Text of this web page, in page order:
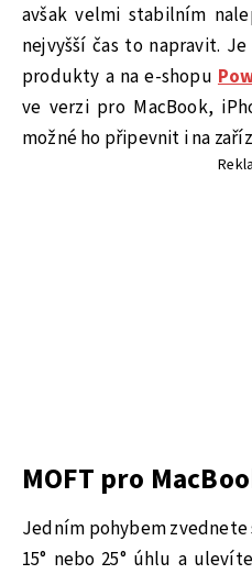
avšak velmi stabilním
nejvyšší čas to napravit.
produkty a na e-shopu
ve verzi pro MacBook,
možné ho připevnit i na
MOFT pro
Jedním pohybem
15° nebo 25° úhlu a